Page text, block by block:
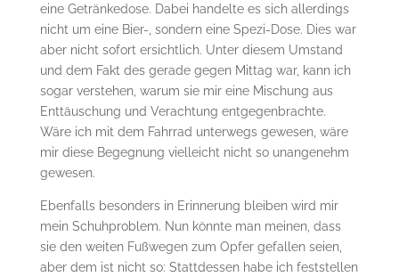
eine Getränkedose. Dabei handelte es sich allerdings
nicht um eine Bier-, sondern eine Spezi-Dose. Dies war
aber nicht sofort ersichtlich. Unter diesem Umstand
und dem Fakt des gerade gegen Mittag war, kann ich
sogar verstehen, warum sie mir eine Mischung aus
Enttäuschung und Verachtung entgegenbrachte.
Wäre ich mit dem Fahrrad unterwegs gewesen, wäre
mir diese Begegnung vielleicht nicht so unangenehm
gewesen.
Ebenfalls besonders in Erinnerung bleiben wird mir
mein Schuhproblem. Nun könnte man meinen, dass
sie den weiten Fußwegen zum Opfer gefallen seien,
aber dem ist nicht so: Stattdessen habe ich feststellen